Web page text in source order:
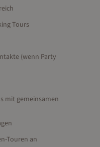
Tours
(wenn Party
mit gemeinsamen
Touren an